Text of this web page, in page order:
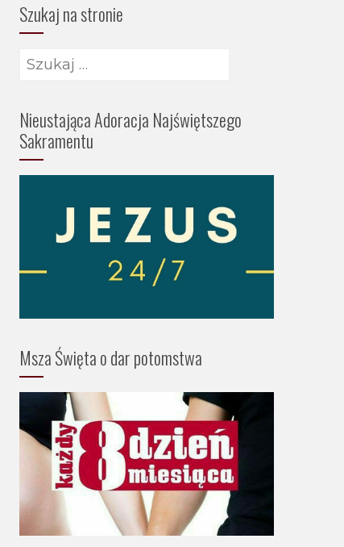
Szukaj na stronie
Szukaj:
Nieustająca Adoracja Najświętszego
Sakramentu
Msza Święta o dar potomstwa